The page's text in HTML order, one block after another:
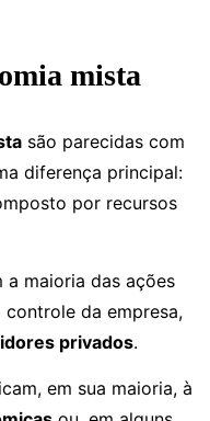
mista
são parecidas com
diferença principal:
por recursos
a maioria das ações
da empresa,
privados.
em sua maioria, à